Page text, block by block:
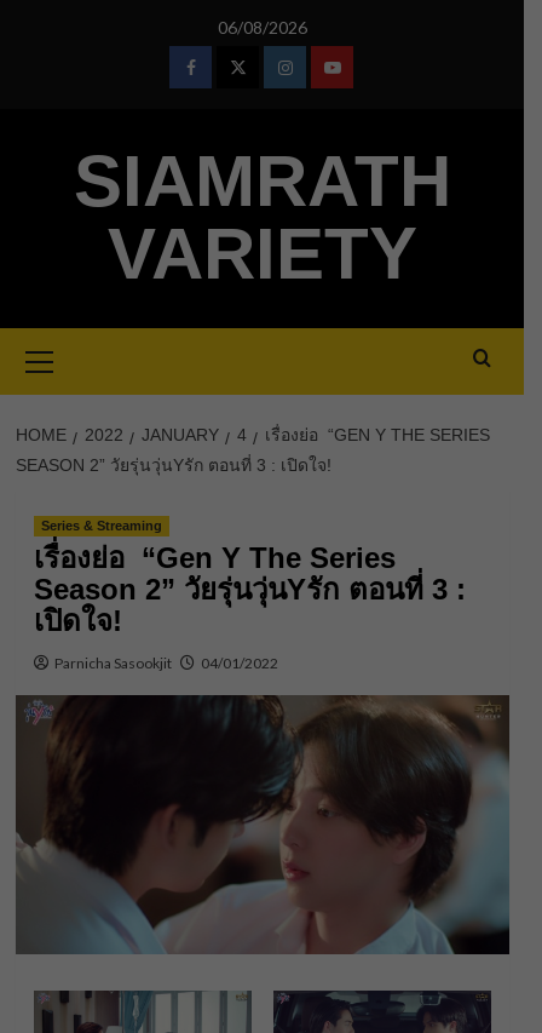
06/08/2026
FacebookTwitterInstagramYoutube
SIAMRATH
VARIETY
Menu
HOME 2022 JANUARY 4
เรื่องย่อ “GEN Y THE SERIES
SEASON 2” วัยรุ่นวุ่นYรัก ตอนที่ 3 : เปิดใจ!
Series & Streaming
เรื่องย่อ “Gen Y The Series
Season 2” วัยรุ่นวุ่นYรัก ตอนที่ 3 :
เปิดใจ!
Parnicha Sasookjit 04/01/2022